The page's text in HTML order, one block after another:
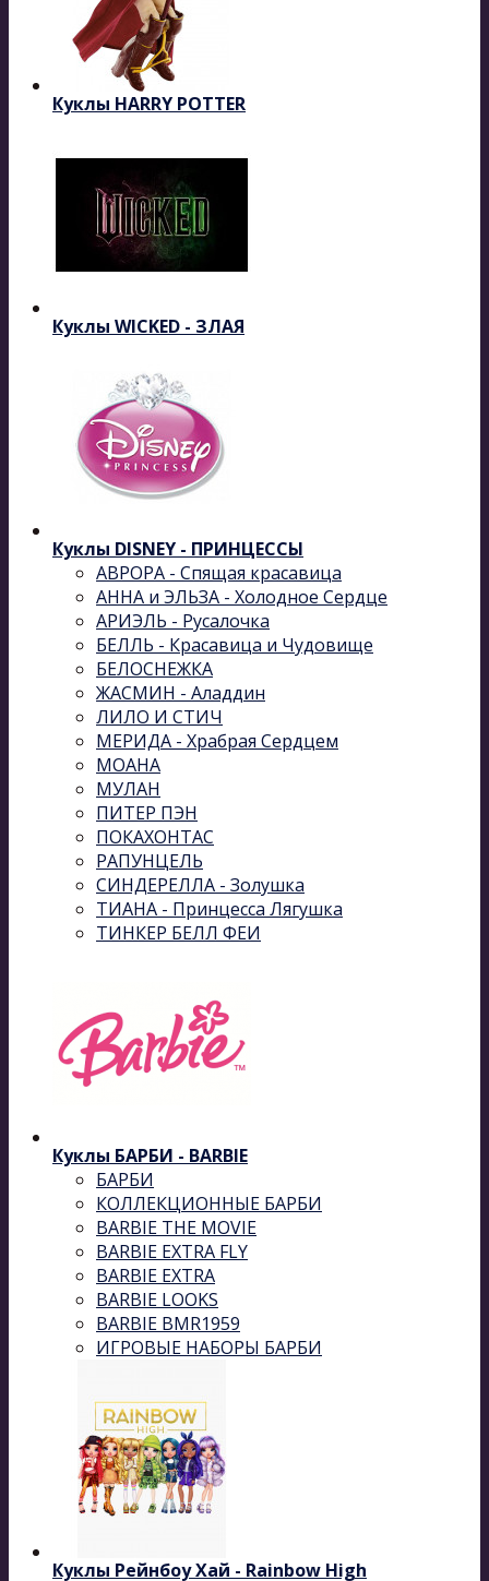
Куклы HARRY POTTER
Куклы WICKED - ЗЛАЯ
Куклы DISNEY - ПРИНЦЕССЫ
АВРОРА - Спящая красавица
АННА и ЭЛЬЗА - Холодное Сердце
АРИЭЛЬ - Русалочка
БЕЛЛЬ - Красавица и Чудовище
БЕЛОСНЕЖКА
ЖАСМИН - Аладдин
ЛИЛО И СТИЧ
МЕРИДА - Храбрая Сердцем
МОАНА
МУЛАН
ПИТЕР ПЭН
ПОКАХОНТАС
РАПУНЦЕЛЬ
СИНДЕРЕЛЛА - Золушка
ТИАНА - Принцесса Лягушка
ТИНКЕР БЕЛЛ ФЕИ
Куклы БАРБИ - BARBIE
БАРБИ
КОЛЛЕКЦИОННЫЕ БАРБИ
BARBIE THE MOVIE
BARBIE EXTRA FLY
BARBIE EXTRA
BARBIE LOOKS
BARBIE BMR1959
ИГРОВЫЕ НАБОРЫ БАРБИ
Куклы Рейнбоу Хай - Rainbow High